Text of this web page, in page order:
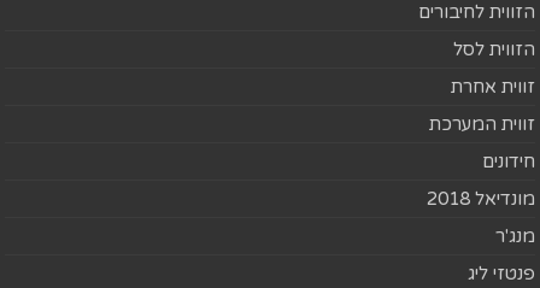
הזווית לחיבורים
הזווית לסל
זווית אחרת
זווית המערכת
חידונים
מונדיאל 2018
מנג'ר
פנטזי ליג